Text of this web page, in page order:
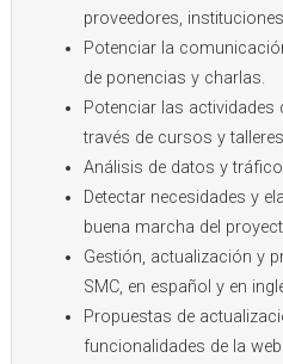
proveedores,
Potenciar la
de ponencias y charlas.
Potenciar las actividades
través de cursos y
Análisis de datos y
Detectar necesidades y
buena marcha del
Gestión, actualización y
SMC, en español y en
Propuestas de
funcionalidades de la